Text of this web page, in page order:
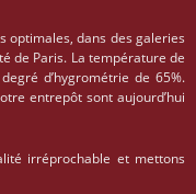
optimales, dans des galeries
de Paris. La température de
d’hygrométrie de 65%.
entrepôt sont aujourd’hui
irréprochable et mettons